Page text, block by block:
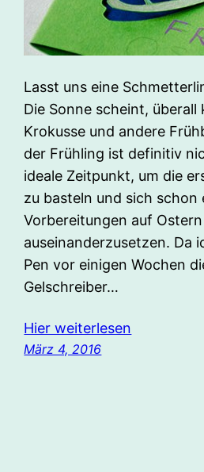
Lasst uns eine
Die Sonne scheint, überall
Krokusse und andere
der Frühling ist definitiv
ideale Zeitpunkt, um die
zu basteln und sich schon
Vorbereitungen auf Ostern
auseinanderzusetzen. Da
Pen vor einigen Wochen
Gelschreiber…
Hier weiterlesen
März 4, 2016